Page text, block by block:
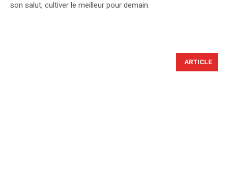
son salut, cultiver le meilleur pour demain.
ARTICLE